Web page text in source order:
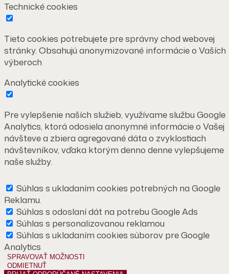
Technické cookies
Tieto cookies potrebujete pre správny chod webovej
stránky. Obsahujú anonymizované informácie o Vaších
výberoch
Analytické cookies
Pre vylepšenie naších služieb, využívame službu Google
Analytics, ktorá odosiela anonymné informácie o Vašej
návšteve a zbiera agregované dáta o zvyklostiach
návštevníkov, vďaka ktorým denno denne vylepšujeme
naše služby.
Súhlas s ukladaním cookies potrebných na Google
Reklamu.
Súhlas s odoslaní dát na potrebu Google Ads
Súhlas s personalizovanou reklamou
Súhlas s ukladaním cookies súborov pre Google
Analytics
SPRAVOVAŤ MOŽNOSTI
ODMIETNUŤ